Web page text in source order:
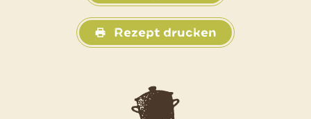
Rezept drucken